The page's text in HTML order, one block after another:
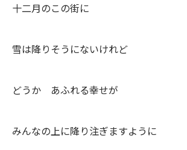
十二月のこの街に
雪は降りそうにないけれど
どうか あふれる幸せが
みんなの上に降り注ぎますように